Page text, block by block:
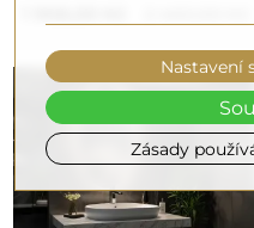
Zásady
Nastavení